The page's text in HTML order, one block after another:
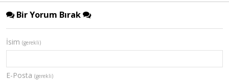
Bir Yorum Bırak
İsim (gerekli)
E-Posta (gerekli)